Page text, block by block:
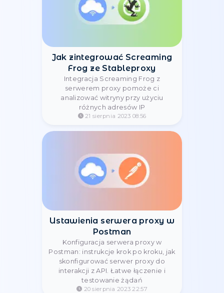
po konfiguracji serwera
proxy w przeglądarce Edge
Za pomocą naszego poradnika
szybko skonfiguruj proxy w Edge.
Krok po kroku do skutecznej
konfiguracji serwera proxy.
21 sierpnia 2023 13:06
Przedstawiamy WebHarvy:
asystenta wyszukiwania
danych
WebHarvy to potężny asystent do
zbierania danych ze stron
internetowych. Skuteczne